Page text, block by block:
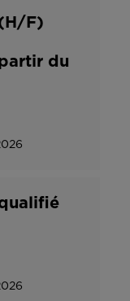
F)
du